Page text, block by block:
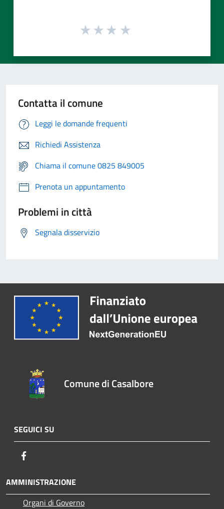
Contatta il comune
Leggi le domande frequenti
Richiedi Assistenza
Chiama il comune 0825 849005
Prenota un appuntamento
Problemi in città
Segnala disservizio
Comune di Casalbore
SEGUICI SU
AMMINISTRAZIONE
Organi di Governo